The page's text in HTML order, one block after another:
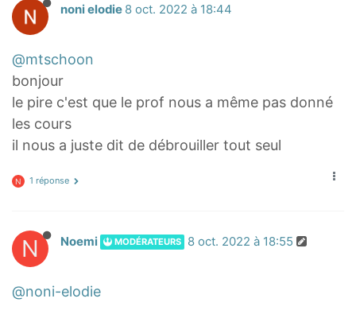
q
^
n
n
noni elodie 8 oct. 2022 à 18:44
@mtschoon
bonjour
le pire c'est que le prof nous a même pas donné
les cours
il nous a juste dit de débrouiller tout seul
N 1 réponse
N Noemi MODÉRATEURS 8 oct. 2022 à 18:55
@noni-elodie